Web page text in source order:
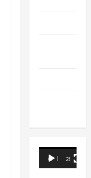
Lecteur
vidéo
00:00 29:21